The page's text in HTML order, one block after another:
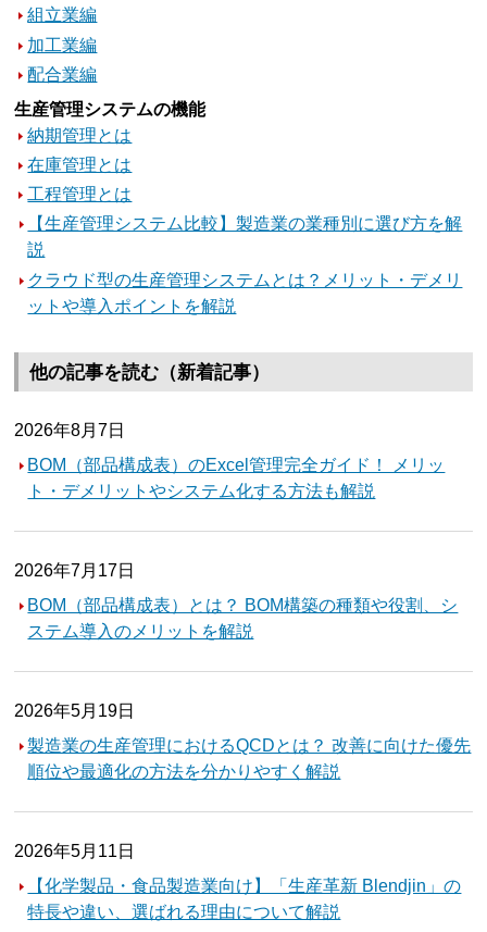
組立業編
加工業編
配合業編
生産管理システムの機能
納期管理とは
在庫管理とは
工程管理とは
【生産管理システム比較】製造業の業種別に選び方を解
説
クラウド型の生産管理システムとは？メリット・デメリ
ットや導入ポイントを解説
他の記事を読む（新着記事）
2026年8月7日
BOM（部品構成表）のExcel管理完全ガイド！ メリッ
ト・デメリットやシステム化する方法も解説
2026年7月17日
BOM（部品構成表）とは？ BOM構築の種類や役割、シ
ステム導入のメリットを解説
2026年5月19日
製造業の生産管理におけるQCDとは？ 改善に向けた優先
順位や最適化の方法を分かりやすく解説
2026年5月11日
【化学製品・食品製造業向け】「生産革新 Blendjin」の
特長や違い、選ばれる理由について解説